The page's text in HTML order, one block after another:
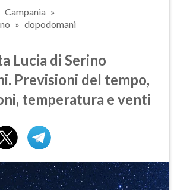
Campania
dopodomani
Lucia di Serino
Previsioni del tempo,
temperatura e venti